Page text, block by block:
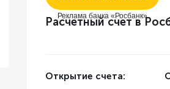
Реклама банка «Росбанк»
Расчетный счет в
Открытие счета: